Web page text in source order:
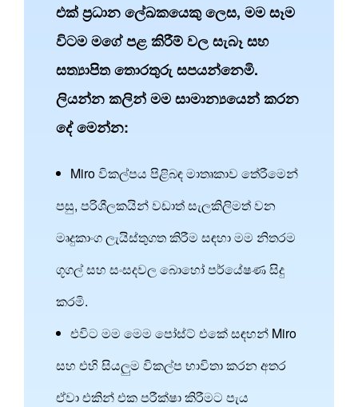
එක් ප්‍රධාන ලේඛකයෙකු ලෙස, මම සෑම
විටම මගේ පළ කිරීම් වල සැබෑ සහ
සත්‍යාපිත තොරතුරු සපයන්නෙමි.
ලියන්න කලින් මම සාමාන්‍යයෙන් කරන
දේ මෙන්න:
Miro විකල්පය පිළිබඳ මාතෘකාව තේරීමෙන්
පසු, පරිශීලකයින් වඩාත් සැලකිලිමත් වන
මෘදුකාංග ලැයිස්තුගත කිරීම සඳහා මම නිතරම
ගූගල් සහ සංසදවල බොහෝ පර්යේෂණ සිදු
කරමි.
එවිට මම මෙම පෝස්ට් එකේ සඳහන් Miro
සහ එහි සියලුම විකල්ප භාවිතා කරන අතර
ඒවා එකින් එක පරීක්ෂා කිරීමට පැය